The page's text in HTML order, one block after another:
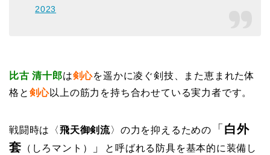
2023
比古 清十郎は剣心を遥かに凌ぐ剣技、また恵まれた体
格と 剣心以上の筋力を持ち合わせている実力者です。
戦闘時は〈飛天御剣流〉の力を抑えるための 「 白外
套 （しろマント） 」
と呼ばれる防具を基本的に装備し